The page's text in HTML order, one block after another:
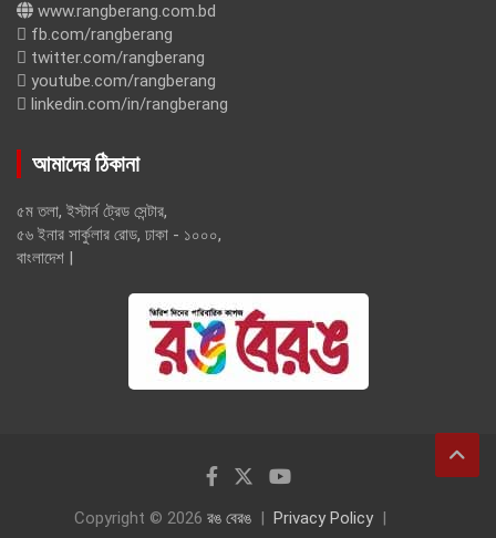
www.rangberang.com.bd
fb.com/rangberang
twitter.com/rangberang
youtube.com/rangberang
linkedin.com/in/rangberang
আমাদের ঠিকানা
৫ম তলা, ইস্টার্ন ট্রেড সেন্টার,
৫৬ ইনার সার্কুলার রোড, ঢাকা - ১০০০,
বাংলাদেশ |
Copyright © 2026 রঙ বেরঙ Privacy Policy